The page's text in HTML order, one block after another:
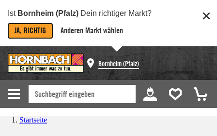
Ist Bornheim (Pfalz) Dein richtiger Markt?
JA, RICHTIG Anderen Markt wählen
Bornheim (Pfalz)
Startseite